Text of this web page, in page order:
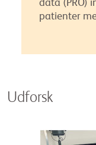
data (PRO)
patienter
Udforsk